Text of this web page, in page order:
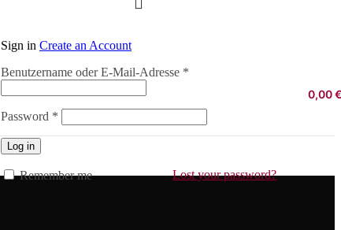
Sign in Create an Account
Benutzername oder E-Mail-Adresse *
Password *
Log in
Lost your password?
Remember me
0,00